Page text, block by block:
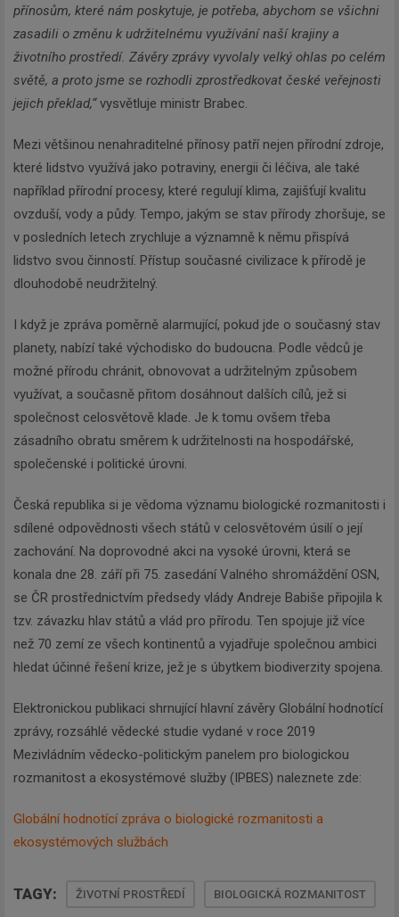
přínosům, které nám poskytuje, je potřeba, abychom se všichni
zasadili o změnu k udržitelnému využívání naší krajiny a
životního prostředí. Závěry zprávy vyvolaly velký ohlas po celém
světě, a proto jsme se rozhodli zprostředkovat české veřejnosti
jejich překlad,“vysvětluje ministr Brabec.
Mezi většinou nenahraditelné přínosy patří nejen přírodní zdroje,
které lidstvo využívá jako potraviny, energii či léčiva, ale také
například přírodní procesy, které regulují klima, zajišťují kvalitu
ovzduší, vody a půdy. Tempo, jakým se stav přírody zhoršuje, se
v posledních letech zrychluje a významně k němu přispívá
lidstvo svou činností. Přístup současné civilizace k přírodě je
dlouhodobě neudržitelný.
I když je zpráva poměrně alarmující, pokud jde o současný stav
planety, nabízí také východisko do budoucna. Podle vědců je
možné přírodu chránit, obnovovat a udržitelným způsobem
využívat, a současně přitom dosáhnout dalších cílů, jež si
společnost celosvětově klade. Je k tomu ovšem třeba
zásadního obratu směrem k udržitelnosti na hospodářské,
společenské i politické úrovni.
Česká republika si je vědoma významu biologické rozmanitosti i
sdílené odpovědnosti všech států v celosvětovém úsilí o její
zachování. Na doprovodné akci na vysoké úrovni, která se
konala dne 28. září při 75. zasedání Valného shromáždění OSN,
se ČR prostřednictvím předsedy vlády Andreje Babiše připojila k
tzv. závazku hlav států a vlád pro přírodu. Ten spojuje již více
než 70 zemí ze všech kontinentů a vyjadřuje společnou ambici
hledat účinné řešení krize, jež je s úbytkem biodiverzity spojena.
Elektronickou publikaci shrnující hlavní závěry Globální hodnotící
zprávy, rozsáhlé vědecké studie vydané v roce 2019
Mezivládním vědecko-politickým panelem pro biologickou
rozmanitost a ekosystémové služby (IPBES) naleznete zde:
Globální hodnotící zpráva o biologické rozmanitosti a
ekosystémových službách
TAGY: ŽIVOTNÍ PROSTŘEDÍ BIOLOGICKÁ ROZMANITOST